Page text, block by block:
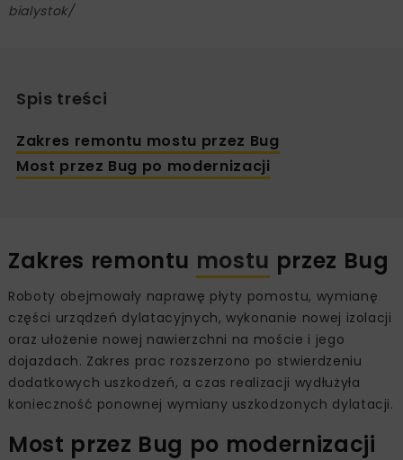
bialystok/
Spis treści
Zakres remontu mostu przez Bug
Most przez Bug po modernizacji
Zakres remontu mostu przez Bug
Roboty obejmowały naprawę płyty pomostu, wymianę
części urządzeń dylatacyjnych, wykonanie nowej izolacji
oraz ułożenie nowej nawierzchni na moście i jego
dojazdach. Zakres prac rozszerzono po stwierdzeniu
dodatkowych uszkodzeń, a czas realizacji wydłużyła
konieczność ponownej wymiany uszkodzonych dylatacji.
Most przez Bug po modernizacji